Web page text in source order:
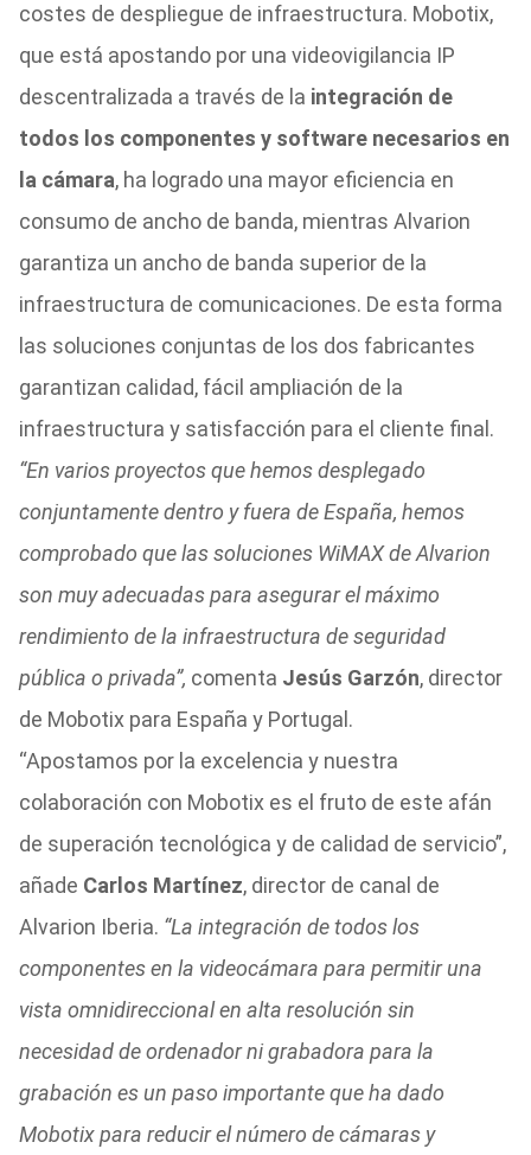
costes de despliegue de infraestructura. Mobotix,
que está apostando por una videovigilancia IP
descentralizada a través de la integración de
todos los componentes y software necesarios en
la cámara, ha logrado una mayor eficiencia en
consumo de ancho de banda, mientras Alvarion
garantiza un ancho de banda superior de la
infraestructura de comunicaciones. De esta forma
las soluciones conjuntas de los dos fabricantes
garantizan calidad, fácil ampliación de la
infraestructura y satisfacción para el cliente final.
“En varios proyectos que hemos desplegado
conjuntamente dentro y fuera de España, hemos
comprobado que las soluciones WiMAX de Alvarion
son muy adecuadas para asegurar el máximo
rendimiento de la infraestructura de seguridad
pública o privada”, comenta Jesús Garzón, director
de Mobotix para España y Portugal.
“Apostamos por la excelencia y nuestra
colaboración con Mobotix es el fruto de este afán
de superación tecnológica y de calidad de servicio”,
añade Carlos Martínez, director de canal de
Alvarion Iberia. “La integración de todos los
componentes en la videocámara para permitir una
vista omnidireccional en alta resolución sin
necesidad de ordenador ni grabadora para la
grabación es un paso importante que ha dado
Mobotix para reducir el número de cámaras y